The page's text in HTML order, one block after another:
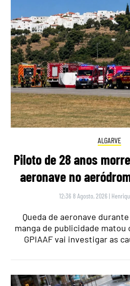
ALGARVE
Piloto de 28 anos
aeronave no
12:36 8 Agosto, 2026 |
Queda de aeronave
manga de publicidade matou
GPIAAF vai investigar as